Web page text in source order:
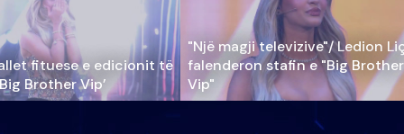
fituese e edicionit të
Brother Vip’
"Një magji televizive"/ Ledion
falenderon stafin e "Big Brother
Vip"